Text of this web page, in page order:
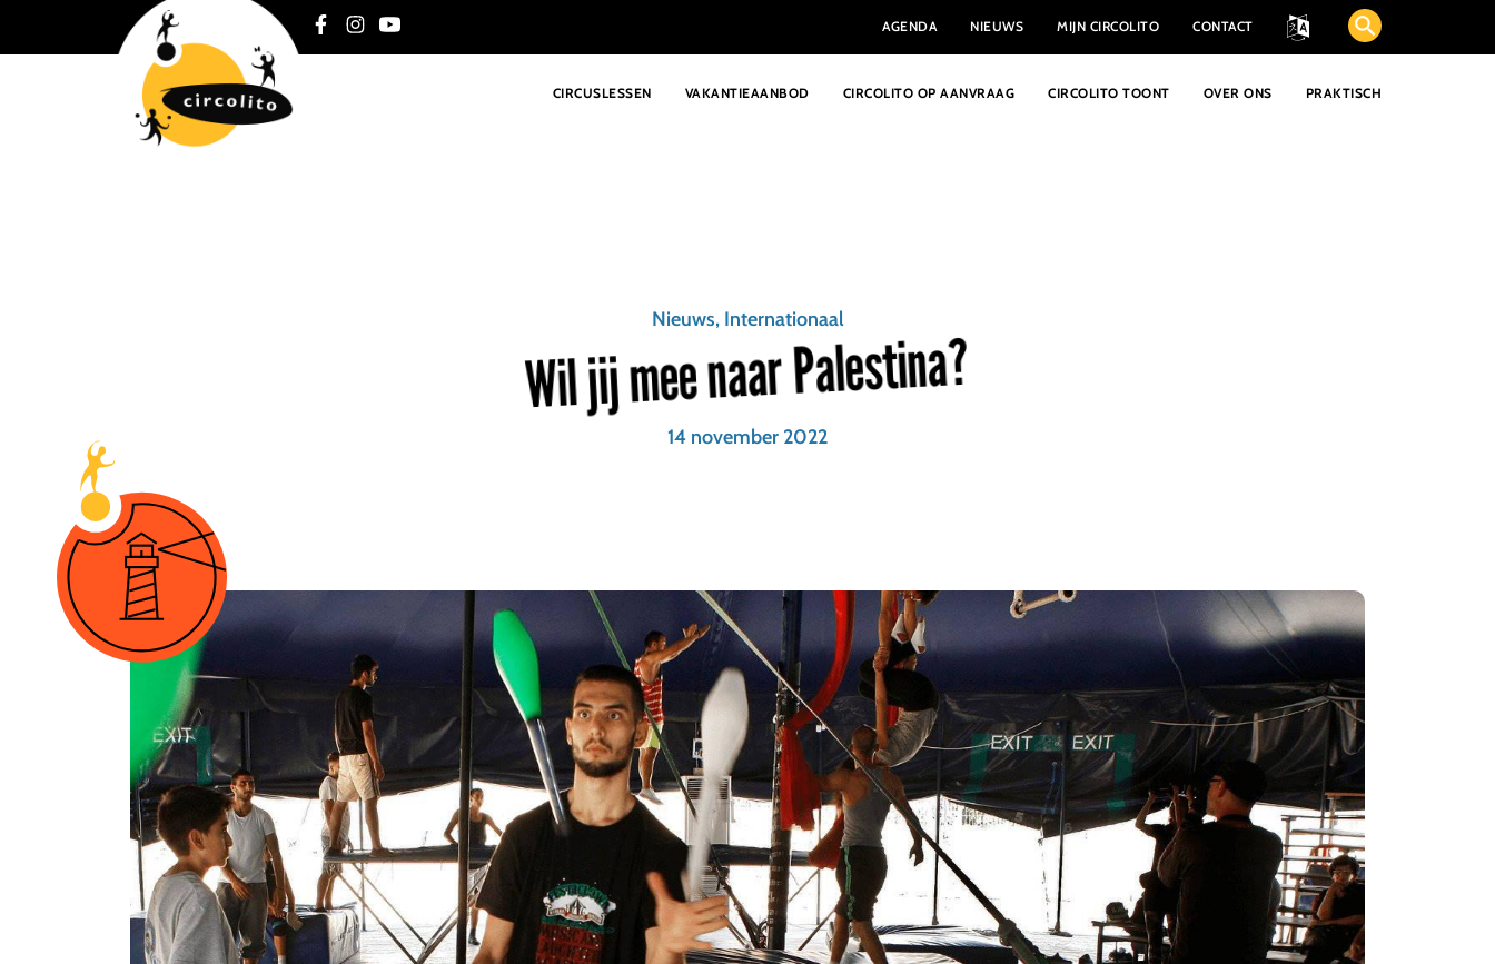
AGENDA NIEUWS MIJN CIRCOLITO CONTACT
CIRCUSLESSEN VAKANTIEAANBOD CIRCOLITO OP AANVRAAG CIRCOLITO TOONT OVER ONS PRAKTISCH
Nieuws, Internationaal
Wil jij mee naar Palestina?
14 november 2022